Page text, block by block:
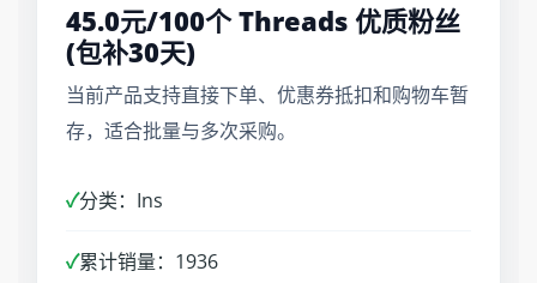
45.0元/100个 Threads 优质粉丝
(包补30天)
当前产品支持直接下单、优惠券抵扣和购物车暂
存，适合批量与多次采购。
✓分类：Ins
✓累计销量：1936